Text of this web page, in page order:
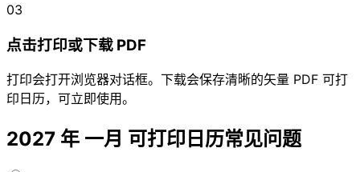
03
点击打印或下载 PDF
打印会打开浏览器对话框。下载会保存清晰的矢量 PDF 可打
印日历，可立即使用。
2027 年 一月 可打印日历常见问题